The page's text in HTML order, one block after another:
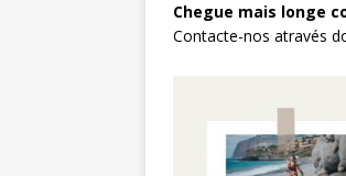
Chegue mais longe
Contacte-nos através